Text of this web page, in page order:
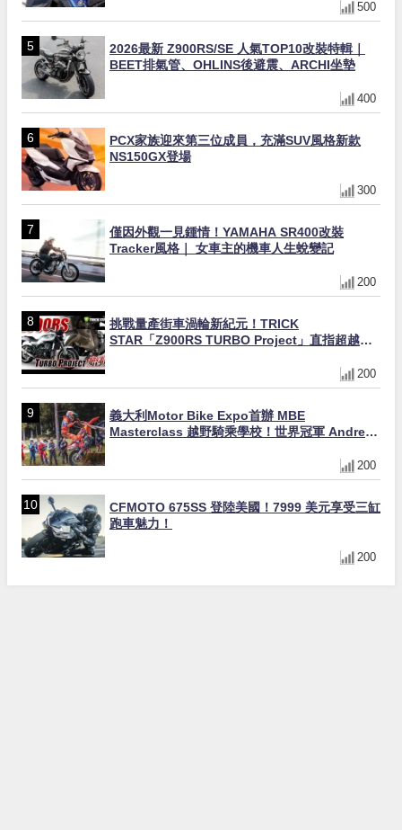
500
2026最新 Z900RS/SE 人氣TOP10改裝特輯｜
BEET排氣管、OHLINS後避震、ARCHI坐墊
400
PCX家族迎來第三位成員，充滿SUV風格新款
NS150GX登場
300
僅因外觀一見鍾情！YAMAHA SR400改裝
Tracker風格｜ 女車主的機車人生蛻變記
200
挑戰量產街車渦輪新紀元！TRICK
STAR「Z900RS TURBO Project」直指超越
200
義大利Motor Bike Expo首辦 MBE
Masterclass 越野騎乘學校！世界冠軍 Andrea
200
CFMOTO 675SS 登陸美國！7999 美元享受三缸
跑車魅力！
200